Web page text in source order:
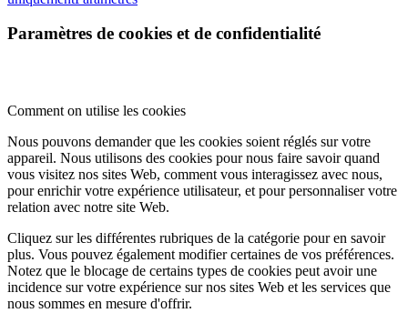
Paramètres de cookies et de confidentialité
Comment on utilise les cookies
Nous pouvons demander que les cookies soient réglés sur votre
appareil. Nous utilisons des cookies pour nous faire savoir quand
vous visitez nos sites Web, comment vous interagissez avec nous,
pour enrichir votre expérience utilisateur, et pour personnaliser votre
relation avec notre site Web.
Cliquez sur les différentes rubriques de la catégorie pour en savoir
plus. Vous pouvez également modifier certaines de vos préférences.
Notez que le blocage de certains types de cookies peut avoir une
incidence sur votre expérience sur nos sites Web et les services que
nous sommes en mesure d'offrir.